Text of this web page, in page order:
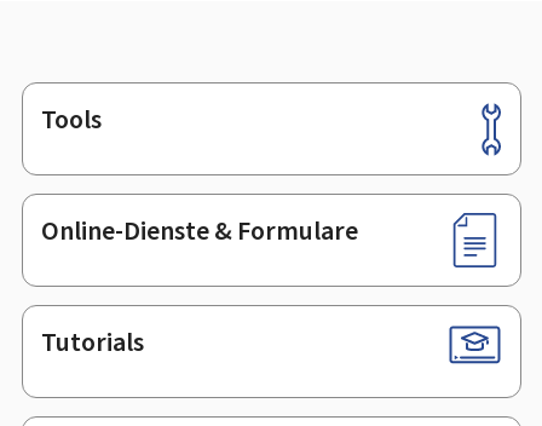
Footer
Tools
Online-Dienste & Formulare
Tutorials